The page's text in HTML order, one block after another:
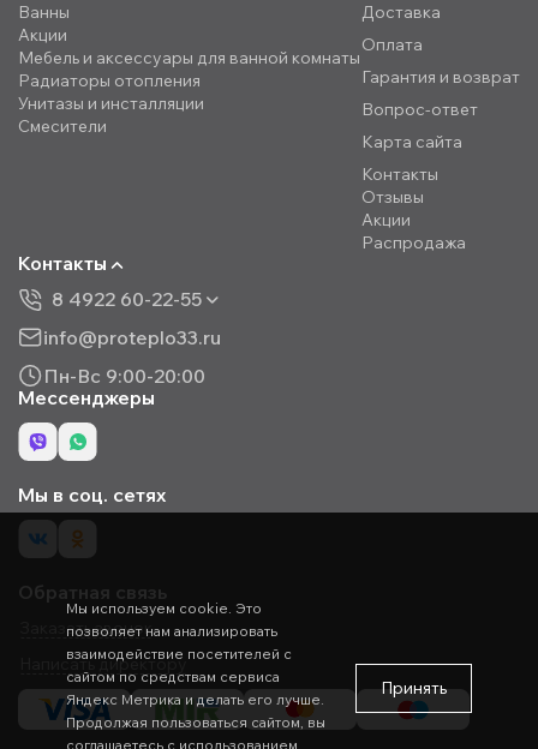
Ванны
Акции
Мебель и аксессуары для ванной комнаты
Радиаторы отопления
Унитазы и инсталляции
Смесители
Доставка
Оплата
Гарантия и возврат
Вопрос-ответ
Карта сайта
Контакты
Отзывы
Акции
Распродажа
Контакты
8 4922 60-22-55
info@proteplo33.ru
Пн-Вс 9:00-20:00
Мессенджеры
Мы в соц. сетях
Обратная связь
Заказать звонок
Написать директору
Мы используем cookie. Это
позволяет нам анализировать
взаимодействие посетителей с
сайтом по средствам сервиса
Яндекс Метрика и делать его лучше.
Продолжая пользоваться сайтом, вы
соглашаетесь с использованием
Принять